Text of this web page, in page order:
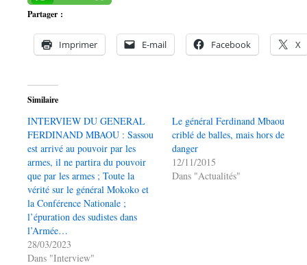
Partager :
Imprimer E-mail Facebook X
Similaire
INTERVIEW DU GENERAL
FERDINAND MBAOU : Sassou
est arrivé au pouvoir par les
armes, il ne partira du pouvoir
que par les armes ; Toute la
vérité sur le général Mokoko et
la Conférence Nationale ;
l’épuration des sudistes dans
l’Armée…
28/03/2023
Dans "Interview"
Le général Ferdinand Mbaou
criblé de balles, mais hors de
danger
12/11/2015
Dans "Actualités"